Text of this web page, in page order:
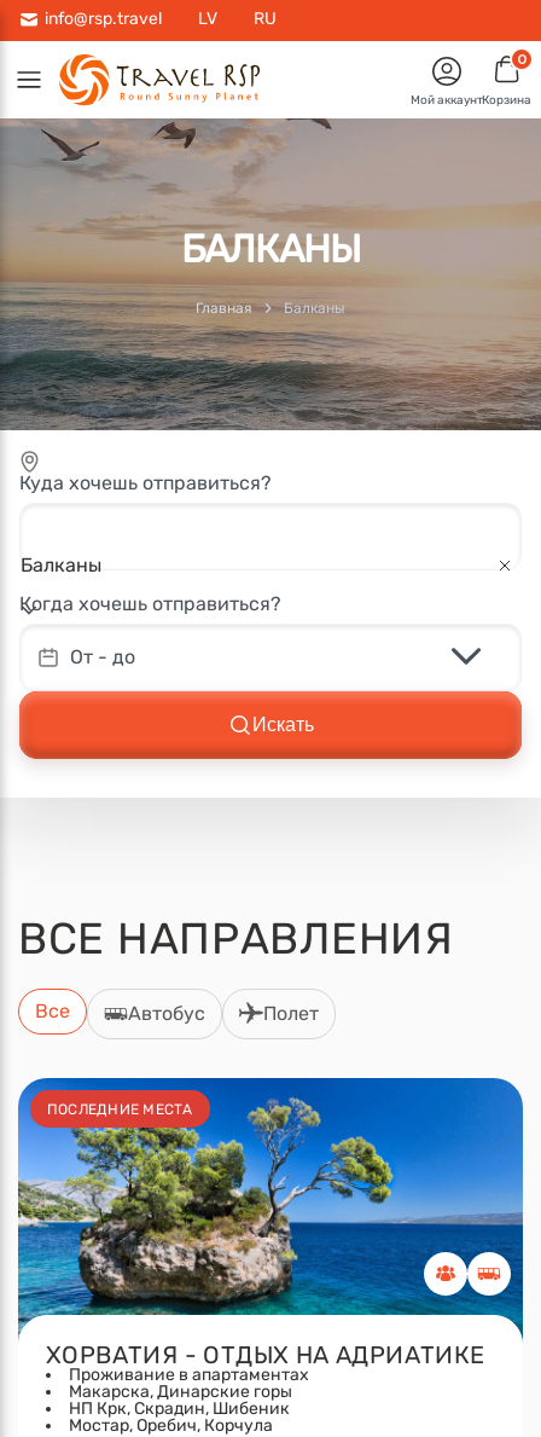
info@rsp.travel LV RU
Мой аккаунт
0
Корзина
БАЛКАНЫ
Главная Балканы
Куда хочешь отправиться?
Балканы
Когда хочешь отправиться?
От - до
Искать
ВСЕ НАПРАВЛЕНИЯ
Все Автобус Полет
ПОСЛЕДНИЕ МЕСТА
ХОРВАТИЯ - ОТДЫХ НА АДРИАТИКЕ
Проживание в апартаментах
Макарска, Динарские горы
НП Крк, Скрадин, Шибеник
Мостар, Оребич, Корчула